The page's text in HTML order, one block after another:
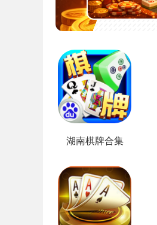
湖南棋牌合集